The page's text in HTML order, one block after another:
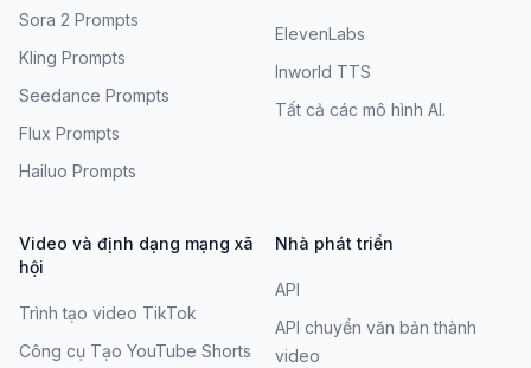
Sora 2 Prompts
Kling Prompts
Seedance Prompts
Flux Prompts
Hailuo Prompts
ElevenLabs
Inworld TTS
Tất cả các mô hình AI.
Video và định dạng mạng xã
hội
Trình tạo video TikTok
Công cụ Tạo YouTube Shorts
Nhà phát triển
API
API chuyển văn bản thành
video